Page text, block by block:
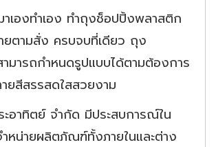
เองทำเอง ทำถุงช็อปปิ้งพลาสติก
ตามสั่ง ครบจบที่เดียว ถุง
มารถกำหนดรูปแบบได้ตามต้องการ
ยสีสรรสดใสสวยงาม
อาทิตย์ จำกัด มีประสบการณ์ใน
หน่ายผลิตภัณฑ์ทั้งภายในและต่าง